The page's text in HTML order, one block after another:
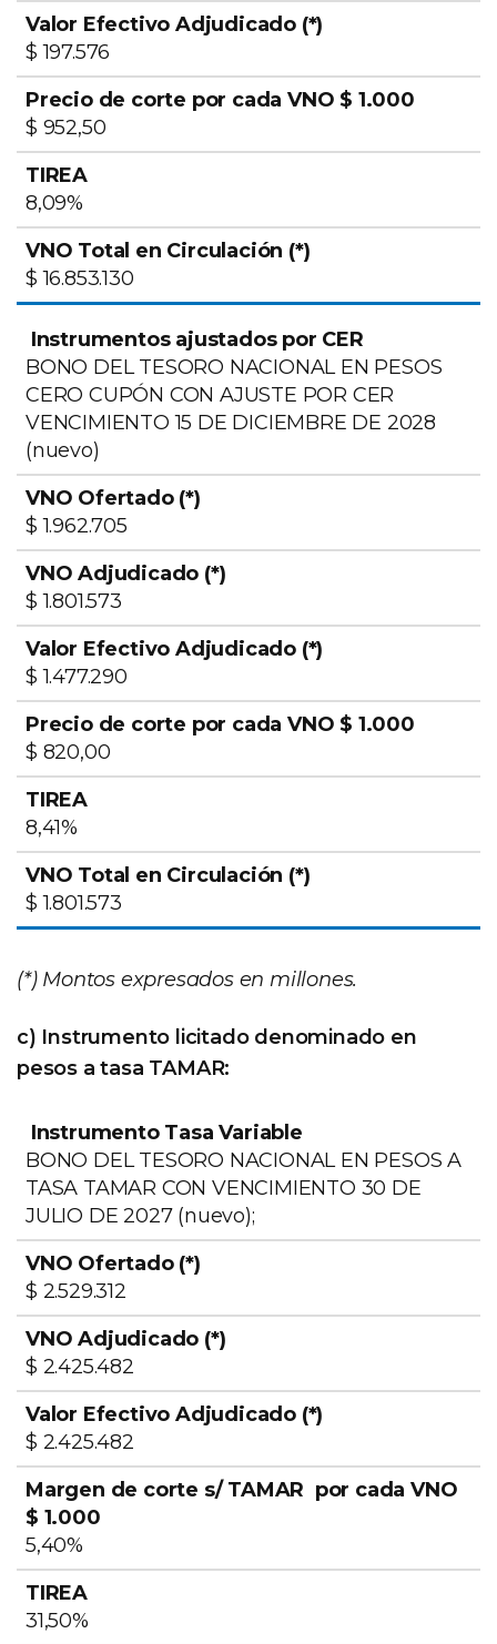
$ 197.576
$ 952,50
8,09%
$ 16.853.130
BONO DEL TESORO NACIONAL EN PESOS
CERO CUPÓN CON AJUSTE POR CER
VENCIMIENTO 15 DE DICIEMBRE DE 2028
(nuevo)
$ 1.962.705
$ 1.801.573
$ 1.477.290
$ 820,00
8,41%
$ 1.801.573
(*) Montos expresados en millones.
c) Instrumento licitado denominado en
pesos a tasa TAMAR:
Instrumento
Tasa
Variable
VNO
(*)
Valor
BONO DEL TESORO NACIONAL EN PESOS A
TASA TAMAR CON VENCIMIENTO 30 DE
JULIO DE 2027 (nuevo);
$ 2.529.312
$ 2.425.482
$ 2.425.482
5,40%
31,50%